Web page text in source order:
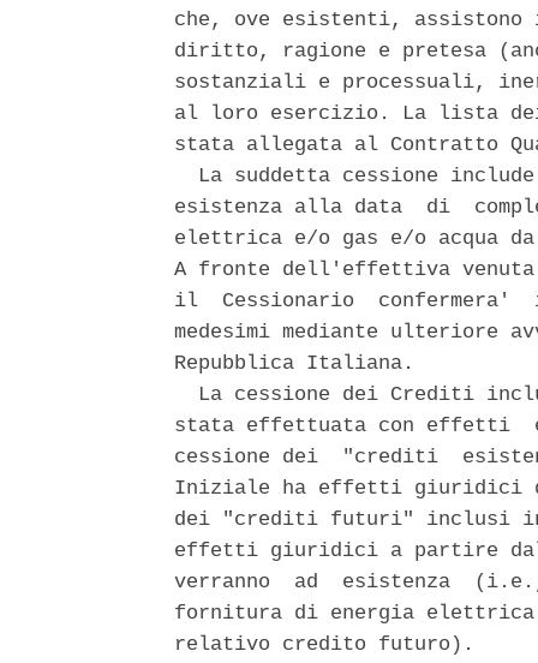
che, ove esistenti,
diritto, ragione e pretesa
sostanziali e processuali,
al loro esercizio. La lista
stata allegata al Contratto
La suddetta cessione
esistenza alla data  di
elettrica e/o gas e/o acqua
A fronte dell'effettiva
il  Cessionario  confermera'
medesimi mediante ulteriore
Repubblica Italiana.
La cessione dei Crediti
stata effettuata con effetti
cessione dei  "crediti
Iniziale ha effetti giuridici
dei "crediti futuri" inclusi
effetti giuridici a partire
verranno  ad  esistenza
fornitura di energia
relativo credito futuro).